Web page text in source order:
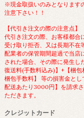
※現金取扱いのみとなります
注意下さい！！
【代引き注文の際の注意点】
代引き注文の際、お客様都合
受け取り拒否、又は長期不在
配業者の保管期間超過で当店
された場合、その際に発生し
復送料(手数料込み)】+【梱包
梱包手数料】 等の損害金とし
配送あたり3000円】を請求
ただきます。
クレジットカード